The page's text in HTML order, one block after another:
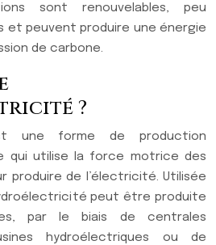
sont renouvelables, peu
et peuvent produire une énergie
de carbone.
?
une forme de production
qui utilise la force motrice des
produire de l’électricité. Utilisée
peut être produite
par le biais de centrales
hydroélectriques ou de